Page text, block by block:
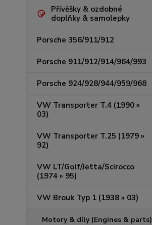
Přívěšky & ozdobné
doplňky & samolepky
Porsche 356/911/912
Porsche 911/912/914/964/993
Porsche 924/928/944/959/968
VW Transporter T.4 (1990 »
03)
VW Transporter T.25 (1979 »
92)
VW LT/Golf/Jetta/Scirocco
(1974 » 95)
VW Brouk Typ 1 (1938 » 03)
Motory & díly (Engines & parts)